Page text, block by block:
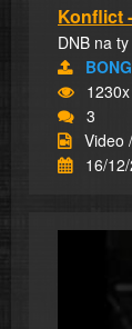
Konflict
DNB na
1230x
3
Video
16/